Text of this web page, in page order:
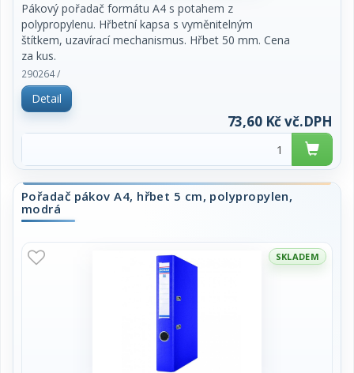
Pákový pořadač formátu A4 s potahem z
polypropylenu. Hřbetní kapsa s vyměnitelným
štítkem, uzavírací mechanismus. Hřbet 50 mm. Cena
za kus.
290264 /
Detail
73,60 Kč vč.DPH
Pořadač pákov A4, hřbet 5 cm, polypropylen,
modrá
SKLADEM